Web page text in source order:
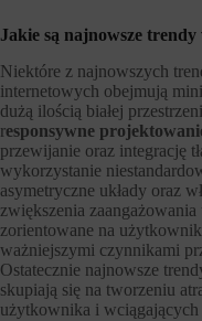
Jakie są najnowsze
Niektóre z najnowszych
internetowych obejmują
dużą ilością białej
responsywne
przewijanie oraz integrację
wykorzystanie
asymetryczne układy oraz
zwiększenia
zorientowane na
ważniejszymi czynnikami
Ostatecznie najnowsze
skupiają się na tworzeniu
użytkownika i